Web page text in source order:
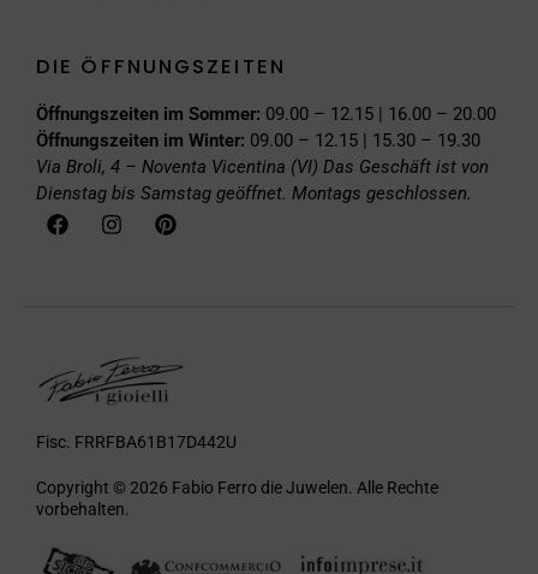
DIE ÖFFNUNGSZEITEN
Öffnungszeiten im Sommer: 09.00 – 12.15 | 16.00 – 20.00
Öffnungszeiten im Winter: 09.00 – 12.15 | 15.30 – 19.30
Via Broli, 4 – Noventa Vicentina (VI) Das Geschäft ist von
Dienstag bis Samstag geöffnet. Montags geschlossen.
Fisc. FRRFBA61B17D442U
Copyright © 2026 Fabio Ferro die Juwelen. Alle Rechte
vorbehalten.